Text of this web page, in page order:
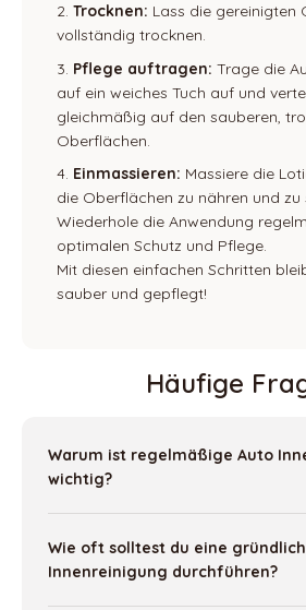
Trocknen: Lass die gereinigten
vollständig trocknen.
Pflege auftragen: Trage die
auf ein weiches Tuch auf und
gleichmäßig auf den sauberen,
Oberflächen.
Einmassieren: Massiere die
die Oberflächen zu nähren und zu
Wiederhole die Anwendung
optimalen Schutz und Pflege.
Mit diesen einfachen Schritten
sauber und gepflegt!
Häufige
Warum ist regelmäßige Auto
wichtig?
Wie oft solltest du eine
Innenreinigung durchführen?